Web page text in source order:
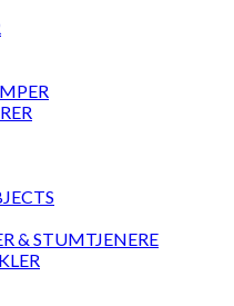
& STUMTJENERE